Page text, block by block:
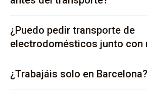
¿Puedo pedir transporte de
electrodomésticos junto con
¿Trabajáis solo en Barcelona?